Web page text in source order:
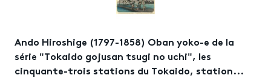
Ando Hiroshige (1797-1858) Oban yoko-e de la
série "Tokaido gojusan tsugi no uchi", les
cinquante-trois stations du Tokaido, station...